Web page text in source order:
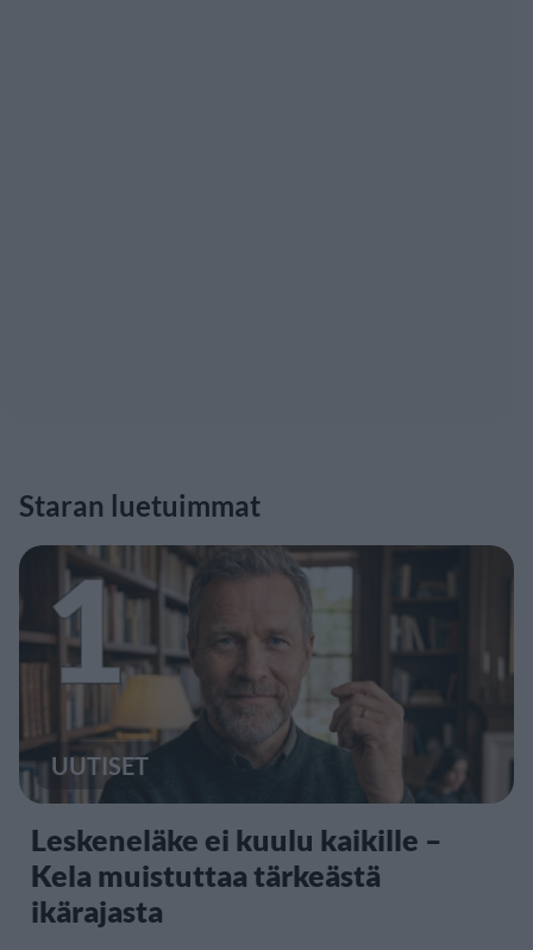
Staran luetuimmat
1
UUTISET
Leskeneläke ei kuulu kaikille –
Kela muistuttaa tärkeästä
ikärajasta